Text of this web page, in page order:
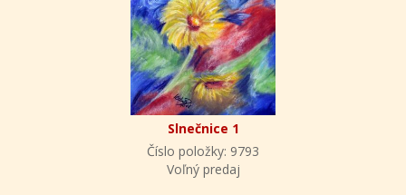
Slnečnice 1
Číslo položky: 9793
Voľný predaj